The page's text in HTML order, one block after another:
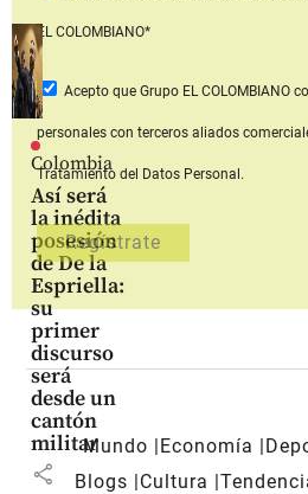
Colombia
Así será
la inédita
posesión
de De la
Espriella:
su
primer
discurso
será
desde un
cantón
militar
share
EL COLOMBIANO*
Acepto que Grupo EL COLOMBIANO
personales con terceros aliados
Tratamiento del Datos Personal.
Mundo Economía
Blogs
Cultura